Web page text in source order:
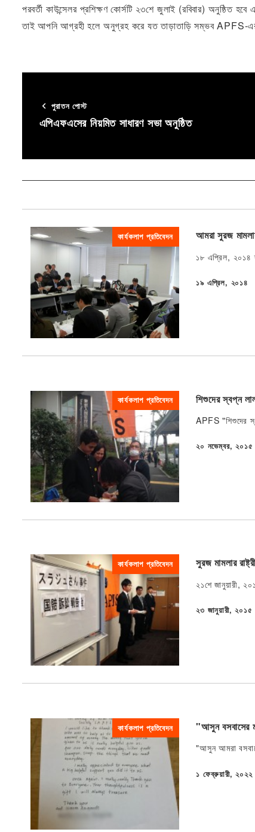
পরবর্তী কাউন্সেলর প্রশিক্ষণ কোর্সটি ২৩শে জুলাই (রবিবার)
তাই আপনি আগ্রহী হলে অনুগ্রহ করে যত তাড়াতাড়ি সম্ভব APFS-
পুরাতন পোস্ট
এপিএফএসের নিয়মিত সাধারণ সভা অনুষ্ঠিত
কার্যকলাপ প্রতিবেদন আমরা সুরজ
১৮ এপ্রিল, ২০১৪
প্রকাশিত
১৯ এপ্রিল, ২০১৪
কার্যকলাপ প্রতিবেদন শিশুদের স্বপ্ন
APFS "শিশুদের
প্রকাশিত
২০ নভেম্বর, ২০১৫
কার্যকলাপ প্রতিবেদন সুরজ মামলার
২১শে জানুয়ারী,
প্রকাশিত
২৩ জানুয়ারী, ২০১৫
কার্যকলাপ প্রতিবেদন "আসুন বসবাসের
"আসুন আমরা
প্রকাশিত
১ ফেব্রুয়ারী, ২০২২